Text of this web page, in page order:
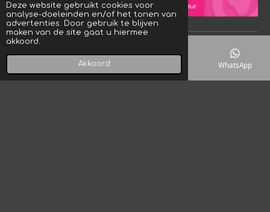
Deze website gebruikt cookies voor
analyse-doeleinden en/of het tonen van
advertenties. Door gebruik te blijven
maken van de site gaat u hiermee
akkoord.
Akkoord
s
A
p
p
a
g
r
a
o
k
© 2023 - 2026 Crystal Rock! Designs
Powered byJouwWeb
Telefoonnummer WhatsApp